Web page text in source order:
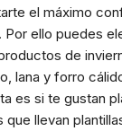
el máximo
ello puedes
de
lana y forro
es si te gustan
que llevan